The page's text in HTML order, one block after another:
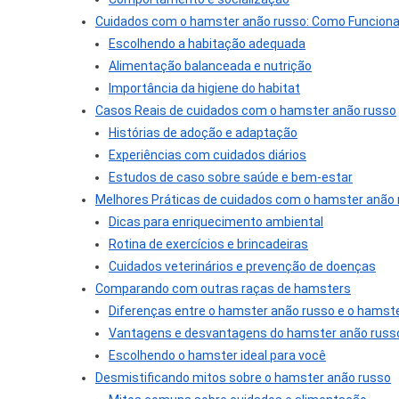
Cuidados com o hamster anão russo: Como
Escolhendo a habitação adequada
Alimentação balanceada e nutrição
Importância da higiene do habitat
Casos Reais de cuidados com o hamster anão russo
Histórias de adoção e adaptação
Experiências com cuidados diários
Estudos de caso sobre saúde e bem-estar
Melhores Práticas de cuidados com o hamster anão
Dicas para enriquecimento ambiental
Rotina de exercícios e brincadeiras
Cuidados veterinários e prevenção de doenças
Comparando com outras raças de hamsters
Diferenças entre o hamster anão russo e o
Vantagens e desvantagens do hamster anão
Escolhendo o hamster ideal para você
Desmistificando mitos sobre o hamster anão russo